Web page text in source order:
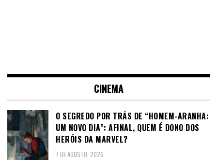
CINEMA
O SEGREDO POR TRÁS DE “HOMEM-ARANHA:
UM NOVO DIA”: AFINAL, QUEM É DONO DOS
HERÓIS DA MARVEL?
7 DE AGOSTO, 2026